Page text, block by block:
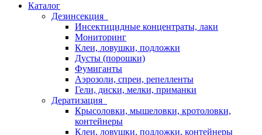
Каталог
Дезинсекция
Инсектицидные концентраты, лаки
Мониторинг
Клеи, ловушки, подложки
Дусты (порошки)
Фумиганты
Аэрозоли, спреи, репелленты
Гели, диски, мелки, приманки
Дератизация
Крысоловки, мышеловки, кротоловки,
контейнеры
Клеи, ловушки, подложки, контейнеры